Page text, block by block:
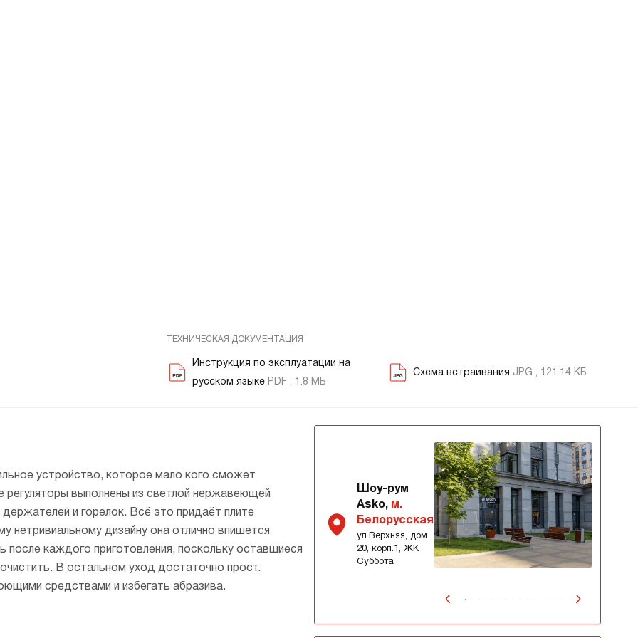
нажатие
что
свойств
А+ — это гибридная конструкция,
состоит из крышки и чаши.
Конфорки имеют
КПД, например, 1 литр воды
на 2 минуты быстрее, чем
конфорках.
ТЕХНИЧЕСКАЯ ДОКУМЕНТАЦИЯ
Инструкция по эксплуатации на
русском языке PDF , 1.8 МБ
Схема встраивания JPG , 121.14 КБ
устройство, которое мало кого сможет
выполнены из светлой нержавеющей
и горелок. Всё это придаёт плите
нетривиальному дизайну она отлично впишется
каждого приготовления, поскольку оставшиеся
В остальном уход достаточно прост.
средствами и избегать абразива.
Шоу-рум
Asko, м.
Белорусская
ул.Верхняя, дом
20, корп.1, ЖК
Суббота